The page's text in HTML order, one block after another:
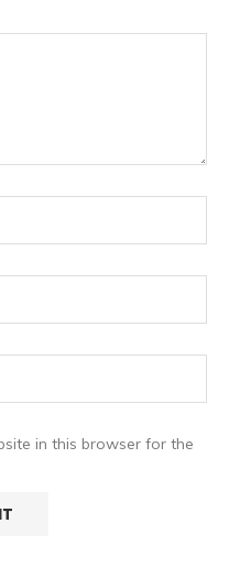
in this browser for the